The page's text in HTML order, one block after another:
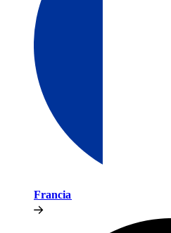
Francia​​